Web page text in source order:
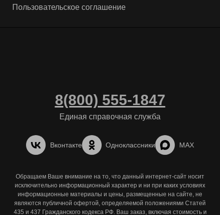
Пользовательское соглашение
8(800) 555-1847
Единая справочная служба
Вконтакте Одноклассники MAX
Обращаем Ваше внимание на то, что данный интернет-сайт носит
исключительно информационный характер и ни при каких условиях
информационные материалы и цены, размещенные на сайте, не
являются публичной офертой, определяемой положениями Статей
435 и 437 Гражданского кодекса РФ. Ваш заказ, включая стоимость и